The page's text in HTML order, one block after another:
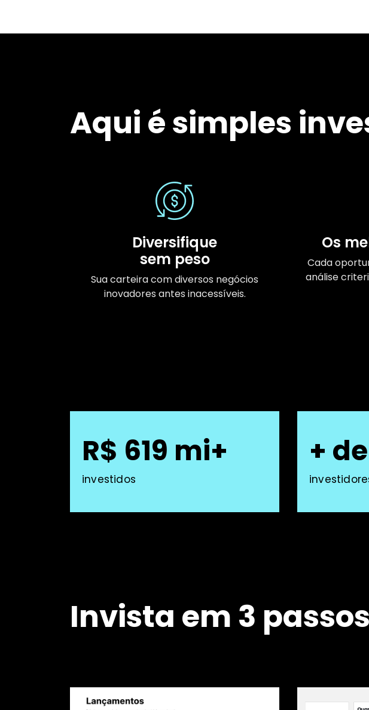
Aqui é simples
Diversifique
sem peso
Sua carteira com diversos negócios
inovadores antes inacessíveis.
Os
Cada
análise
R$ 619 mi+
investidos
+
Invista em 3 passos